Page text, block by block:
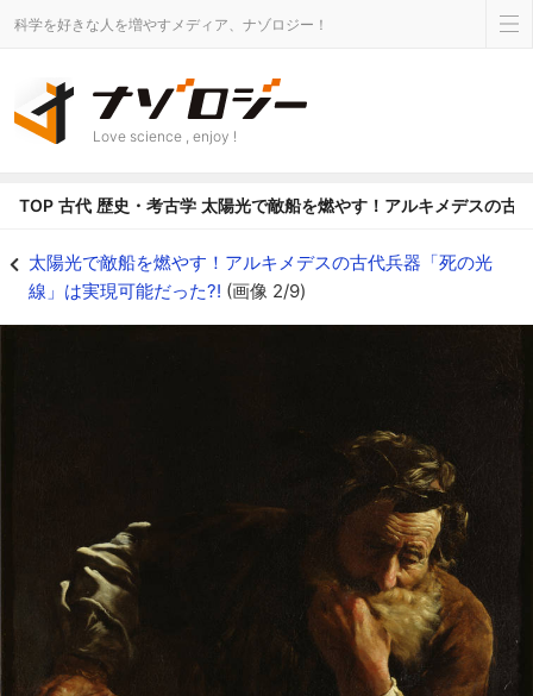
科学を好きな人を増やすメディア、ナゾロジー！
Love science , enjoy !
TOP 古代 歴史・考古学 太陽光で敵船を燃やす！アルキメデスの古
太陽光で敵船を燃やす！アルキメデスの古代兵器「死の光
線」は実現可能だった?! (画像 2/9)